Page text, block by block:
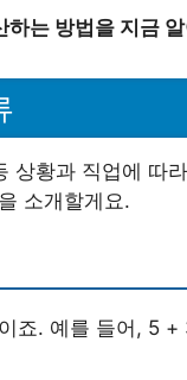
는 방법을 지금
상황과 직업에 따
소개할게요.
죠. 예를 들어, 5